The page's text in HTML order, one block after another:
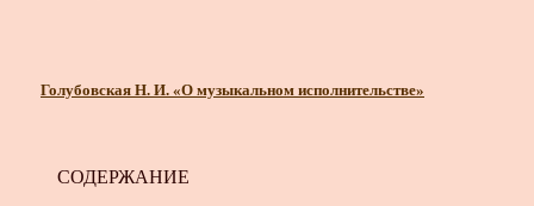
Голубовская Н. И. «О музыкальном исполнительстве»
СОДЕРЖАНИЕ